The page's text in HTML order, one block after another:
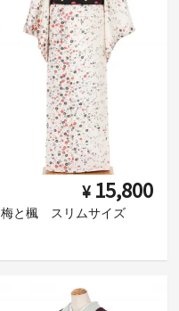
¥ 15,800
梅と楓 スリムサイズ